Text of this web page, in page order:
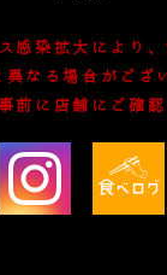
感染拡大により、
異なる場合がござ
前に店舗にご確認